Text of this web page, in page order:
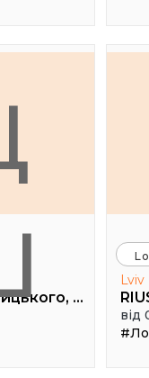
Центр Шептицького, 1 поверх, паркова аудиторія
Lviv
від